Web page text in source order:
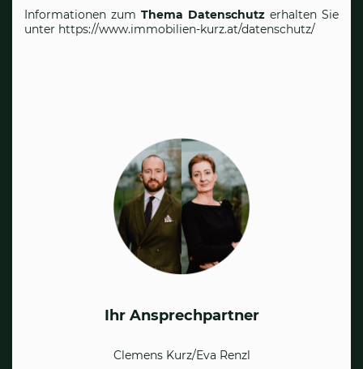
Informationen zum Thema Datenschutz erhalten Sie
unter https://www.immobilien-kurz.at/datenschutz/
Ihr Ansprechpartner
Clemens Kurz/Eva Renzl